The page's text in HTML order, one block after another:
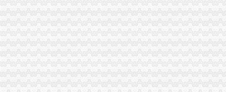
重庆市江津区人力资源和保障局
重庆广告费发票
直辖市来重庆市从事临时经营活动的单位和个人,如何申请领购发票？
浙江男子在重庆注册空壳公司131家发票金额逾亿元_凤凰资讯
重庆发票查询真伪查询_重庆地方税务局_中华网
重庆公需科目继续教育网上缴费发票申请表
重庆发票,重庆哪里有开票,重庆增值税发票,重庆增值税普通发票,
哪些况可以申请发票？需要哪些资料？_信息公开
重庆市地方税务局关于修订《重庆市地方税务局发票管理办》